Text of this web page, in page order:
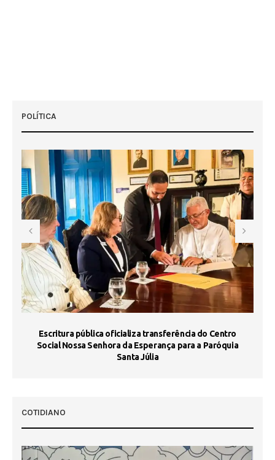
POLÍTICA
Escritura pública oficializa transferência do Centro
Social Nossa Senhora da Esperança para a Paróquia
Santa Júlia
COTIDIANO